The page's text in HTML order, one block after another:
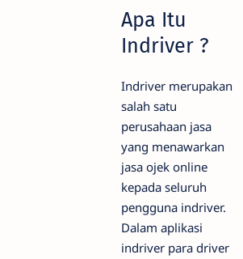
Apa Itu
Indriver ?
Indriver merupakan
salah satu
perusahaan jasa
yang menawarkan
jasa ojek online
kepada seluruh
pengguna indriver.
Dalam aplikasi
indriver para driver